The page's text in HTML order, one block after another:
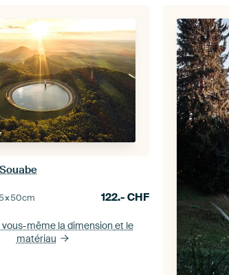
cm 122.-CHF
vous-même la dimensionet le
matériau